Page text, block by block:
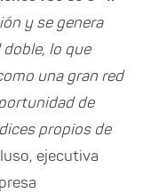
y se genera
lo que
una gran red
de
propios de
ejecutiva